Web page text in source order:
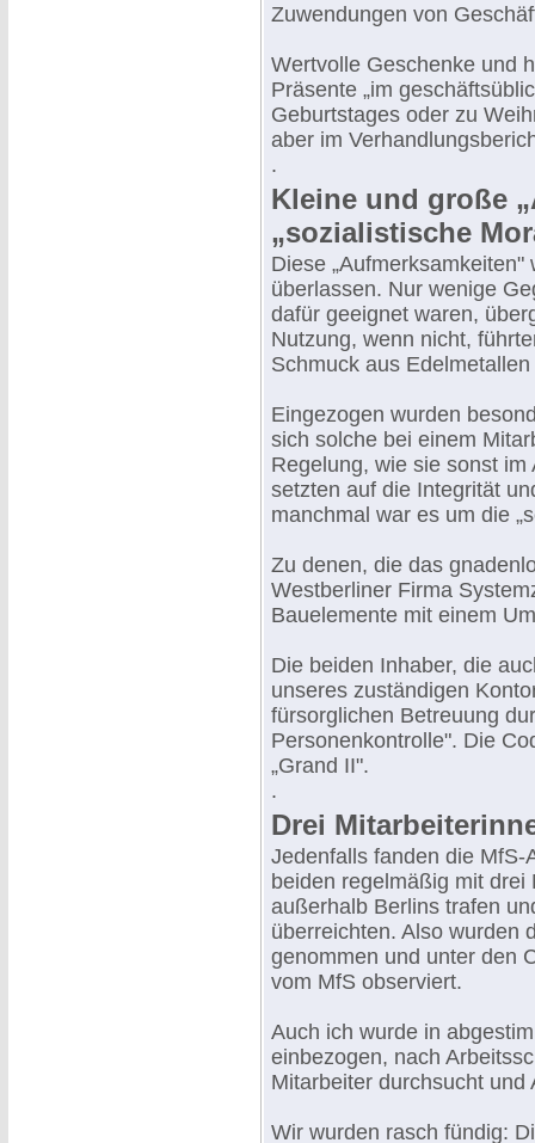
Zuwendungen von
Wertvolle Geschenke und
Präsente „im
Geburtstages oder zu
aber im
.
Kleine und große
„sozialistische
Diese
überlassen. Nur wenige
dafür geeignet waren,
Nutzung, wenn nicht,
Schmuck aus Edelmetallen
Eingezogen wurden
sich solche bei einem
Regelung, wie sie sonst
setzten auf die Integrität
manchmal war es um die
Zu denen, die das
Westberliner Firma
Bauelemente mit einem
Die beiden Inhaber, die
unseres zuständigen
fürsorglichen Betreuung
Personenkontrolle". Die
„Grand II".
.
Drei
Jedenfalls fanden die
beiden regelmäßig mit
außerhalb Berlins trafen
überreichten. Also wurden
genommen und unter den
vom MfS observiert.
Auch ich wurde in
einbezogen, nach
Mitarbeiter durchsucht und
Wir wurden rasch fündig: